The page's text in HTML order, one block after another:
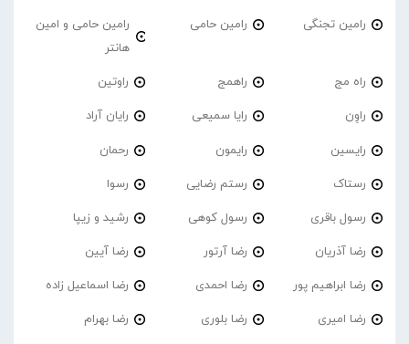
رامین تجنگی رامین حامی
رامین حامی و امین
هانتر
راه مج راهمج راوتین
راوِن رایا سمیعی رایان آراد
رایسین رایمون رحمان
رستاک رستم رضایی رسوا
رسول باقری رسول کوهی رشید و زیپا
رضا آذریان رضا آرتور رضا آیین
رضا ابراهیم پور رضا احمدی رضا اسماعیل زاده
رضا امیری رضا بلوری رضا بهرام